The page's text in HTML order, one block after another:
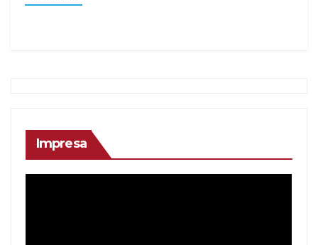
Impresa